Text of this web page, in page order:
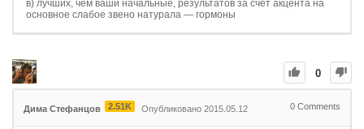
в) лучших, чем ваши начальные, результатов за счёт акцента на
основное слабое звено натурала — гормоны
0
Дима Стефанцов 2.51K Опубликовано 2015.05.12 0 Comments